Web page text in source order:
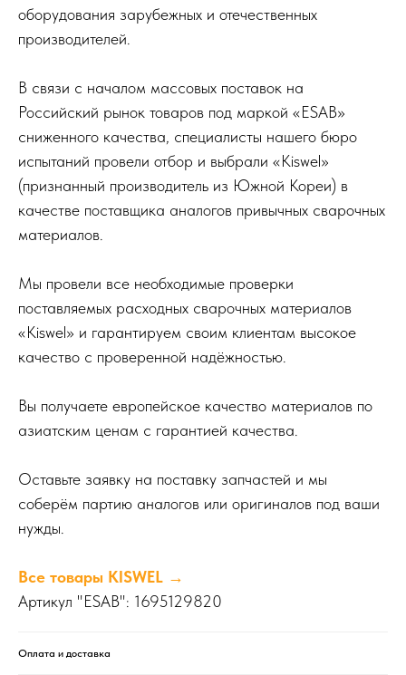
оборудования зарубежных и отечественных
производителей.
В связи с началом массовых поставок на
Российский рынок товаров под маркой «ESAB»
сниженного качества, специалисты нашего бюро
испытаний провели отбор и выбрали «Kiswel»
(признанный производитель из Южной Кореи) в
качестве поставщика аналогов привычных сварочных
материалов.
Мы провели все необходимые проверки
поставляемых расходных сварочных материалов
«Kiswel» и гарантируем своим клиентам высокое
качество с проверенной надёжностью.
Вы получаете европейское качество материалов по
азиатским ценам с гарантией качества.
Оставьте заявку на поставку запчастей и мы
соберём партию аналогов или оригиналов под ваши
нужды.
Все товары KISWEL →
Артикул "ESAB": 1695129820
Оплата и доставка